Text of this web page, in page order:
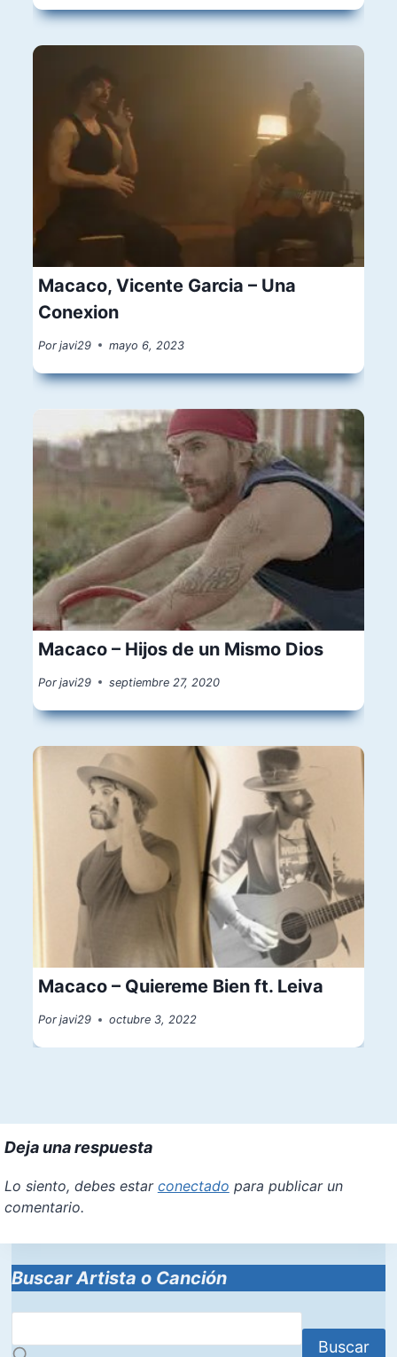
Macaco, Vicente Garcia – Una
Conexion
Por javi29 mayo 6, 2023
Macaco – Hijos de un Mismo Dios
Por javi29 septiembre 27, 2020
Macaco – Quiereme Bien ft. Leiva
Por javi29 octubre 3, 2022
Deja una respuesta
Lo siento, debes estar conectado para publicar un
comentario.
Buscar Artista o Canción
Buscar